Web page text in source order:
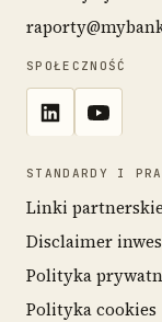
SPOŁECZNOŚĆ
STANDARDY I
Linki partnerskie
Disclaimer
Polityka
Polityka cookies